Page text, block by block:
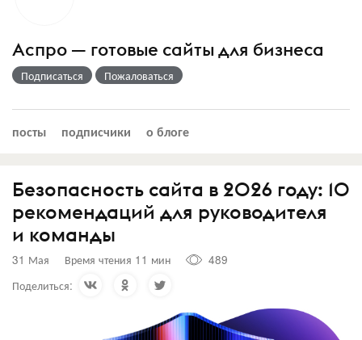
Аспро — готовые сайты для бизнеса
Подписаться Пожаловаться
посты подписчики о блоге
Безопасность сайта в 2026 году: 10
рекомендаций для руководителя
и команды
31 Мая Время чтения 11 мин
489
Поделиться: